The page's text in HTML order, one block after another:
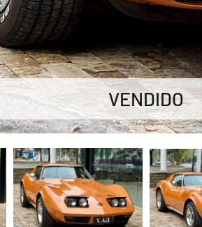
VENDIDO